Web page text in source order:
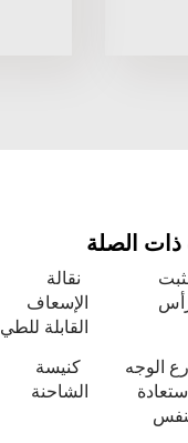
ذات الصلة
نقالة
الإسعاف
القابلة للطي
الوجه
كنيسة
الشاحنة